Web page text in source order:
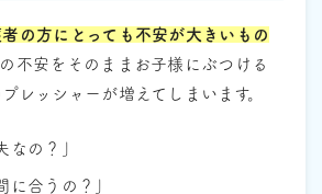
の方にとっても不安が大きいもの
不安をそのままお子様にぶつける
レッシャーが増えてしまいます。
なの？」
に合うの？」